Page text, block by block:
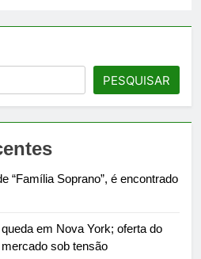
PESQUISAR
“Família Soprano”, é encontrado
em Nova York; oferta do
sob tensão